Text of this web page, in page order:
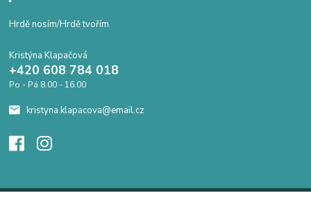
Hrdě nosím/Hrdě tvořím
Kristýna Klapačová
+420 608 784 018
Po - Pá 8.00 - 16.00
kristyna.klapacova@email.cz